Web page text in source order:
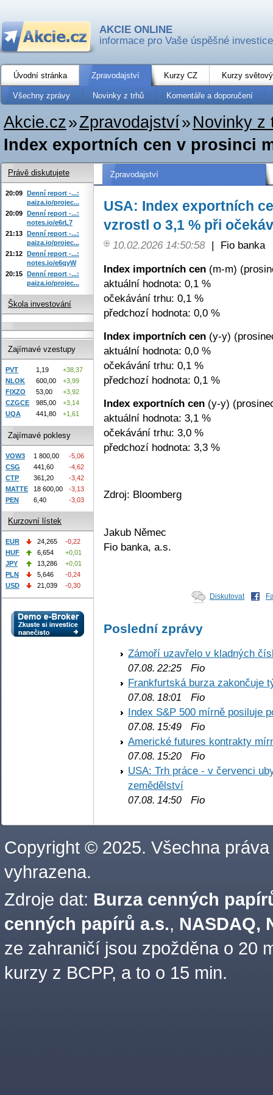
AKCIE ONLINE
informace pro Vaše úspěšné investice
Úvodní stránka Zpravodajství Kurzy CZ Kurzy
Všechny zprávy Novinky z trhů Komentáře a doporučení
Akcie.cz»Zpravodajství» Novinky z
Index exportních cen v prosinci
Zpravodajství
USA: Index exportních
vzrostl o 3,1 % při
10.02.2026 14:50:58 |
Fio banka
Index importních cen (m-m)
aktuální hodnota: 0,1 %
očekávání trhu: 0,1 %
předchozí hodnota: 0,0 %
Index importních cen (y-y)
aktuální hodnota: 0,0 %
očekávání trhu: 0,1 %
předchozí hodnota: 0,1 %
Index exportních cen (y-y)
aktuální hodnota: 3,1 %
očekávání trhu: 3,0 %
předchozí hodnota: 3,3 %
Zdroj: Bloomberg
Jakub Němec
Fio banka, a.s.
Diskutovat
Poslední zprávy
Zámoří uzavřelo v kladných
07.08. 22:25 Fio
Frankfurtská burza zakončuje
07.08. 18:01
Fio
Index S&P 500 mírně posiluje
07.08. 15:49 Fio
Americké futures kontrakty
07.08. 15:20 Fio
USA: Trh práce - v červenci
zemědělství
07.08. 14:50 Fio
Právě diskutujete
20:09 Denní report -...:
paiza.io/projec...
20:09 Denní report -...:
notes.io/e6rL7
21:13 Denní report -...:
paiza.io/projec...
21:12 Denní report -...:
notes.io/e6qyW
20:15 Denní report -...:
paiza.io/projec...
Škola investování
Zajímavé vzestupy
PVT 1,19
+38,37
NLOK
600,00
+3,99
FIXZO
53,00
+3,92
CZGCE
985,00
+3,14
UQA
441,80 +1,61
Zajímavé poklesy
VOW3 1 800,00
-5,06
CSG
441,60
-4,62
CTP
361,20
-3,42
MATTE
18 600,00
-3,13
PEN
6,40 -3,03
Kurzovní lístek
EUR 24,265
-0,22
HUF
6,654
+0,01
JPY
13,286
+0,01
PLN
5,646
-0,24
USD
21,039 -0,30
Copyright © 2025. Všechna práva
vyhrazena.
Zdroje dat: Burza cenných
cenných papírů a.s., NASDAQ,
ze zahraničí jsou zpožděna o 20
kurzy z BCPP, a to o 15 min.